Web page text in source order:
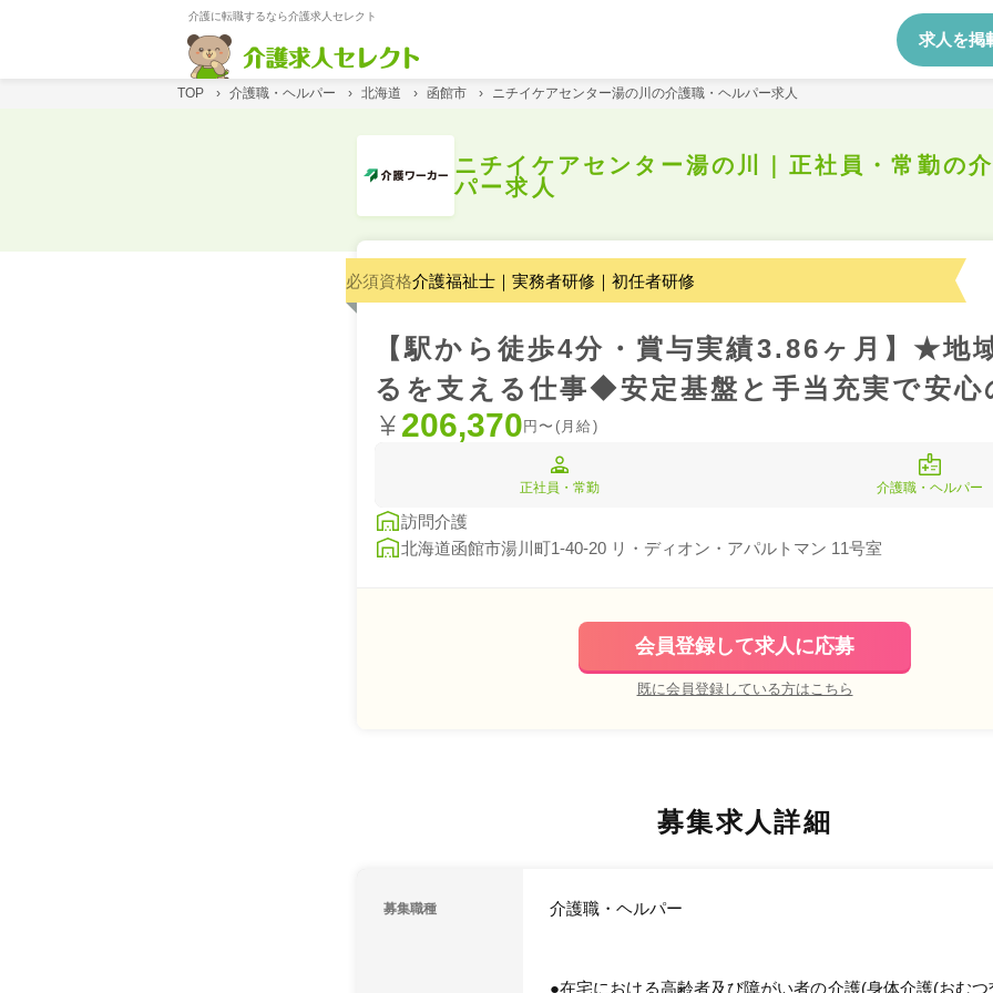
介護に転職するなら介護求人セレクト
求人を掲
TOP › 介護職・ヘルパー › 北海道 › 函館市 › ニチイケアセンター湯の川の介護職・ヘルパー求人
ニチイケアセンター湯の川｜正社員・常勤の
パー求人
必須資格介護福祉士｜実務者研修｜初任者研修
【駅から徒歩4分・賞与実績3.86ヶ月】★地
るを支える仕事◆安定基盤と手当充実で安心
206,370 円〜(月給)
正社員・常勤 介護職・ヘルパー
訪問介護
北海道函館市湯川町1-40-20 リ・ディオン・アパルトマン 11号室
会員登録して求人に応募
既に会員登録している方はこちら
募集求人詳細
募集職種 介護職・ヘルパー
●在宅における高齢者及び障がい者の介護(身体介護(おむ